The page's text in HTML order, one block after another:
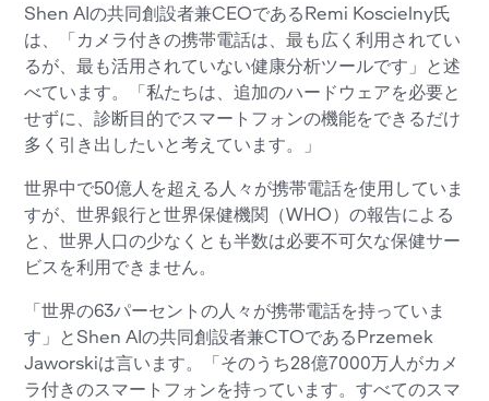
Shen AIの共同創設者兼CEOであるRemi Koscielny氏
は、「カメラ付きの携帯電話は、最も広く利用されてい
るが、最も活用されていない健康分析ツールです」と述
べています。「私たちは、追加のハードウェアを必要と
せずに、診断目的でスマートフォンの機能をできるだけ
多く引き出したいと考えています。」
世界中で50億人を超える人々が携帯電話を使用していま
すが、世界銀行と世界保健機関（WHO）の報告による
と、世界人口の少なくとも半数は必要不可欠な保健サー
ビスを利用できません。
「世界の63パーセントの人々が携帯電話を持っていま
す」とShen AIの共同創設者兼CTOであるPrzemek
Jaworskiは言います。「そのうち28億7000万人がカメ
ラ付きのスマートフォンを持っています。すべてのスマ